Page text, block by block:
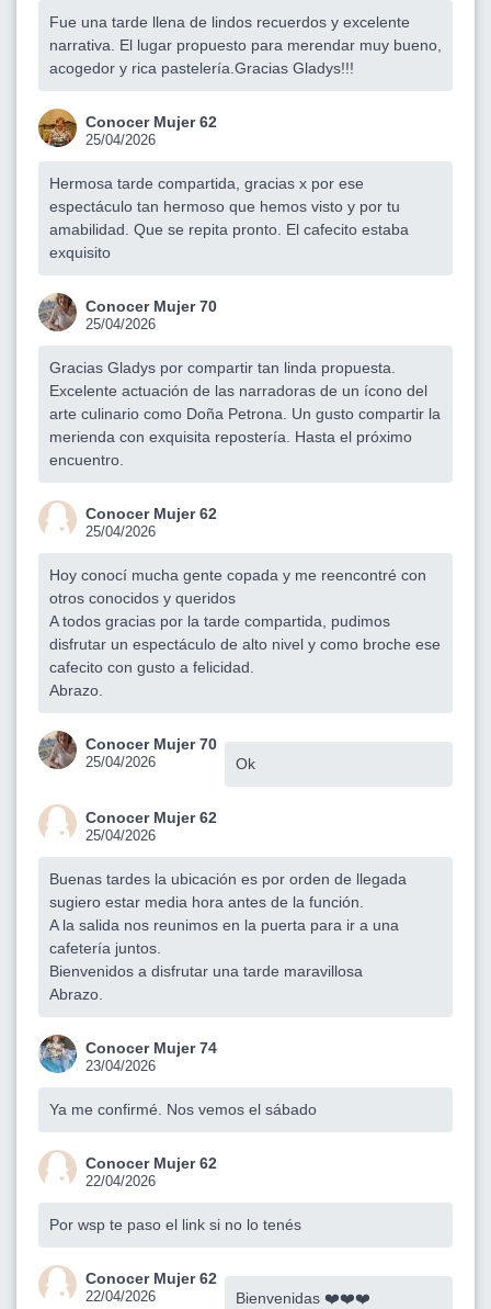
Fue una tarde llena de lindos recuerdos y excelente
narrativa. El lugar propuesto para merendar muy bueno,
acogedor y rica pastelería.Gracias Gladys!!!
Conocer Mujer 62
25/04/2026
Hermosa tarde compartida, gracias x por ese
espectáculo tan hermoso que hemos visto y por tu
amabilidad. Que se repita pronto. El cafecito estaba
exquisito
Conocer Mujer 70
25/04/2026
Gracias Gladys por compartir tan linda propuesta.
Excelente actuación de las narradoras de un ícono del
arte culinario como Doña Petrona. Un gusto compartir la
merienda con exquisita repostería. Hasta el próximo
encuentro.
Conocer Mujer 62
25/04/2026
Hoy conocí mucha gente copada y me reencontré con
otros conocidos y queridos
A todos gracias por la tarde compartida, pudimos
disfrutar un espectáculo de alto nivel y como broche ese
cafecito con gusto a felicidad.
Abrazo.
Conocer Mujer 70
25/04/2026 Ok
Conocer Mujer 62
25/04/2026
Buenas tardes la ubicación es por orden de llegada
sugiero estar media hora antes de la función.
A la salida nos reunimos en la puerta para ir a una
cafetería juntos.
Bienvenidos a disfrutar una tarde maravillosa
Abrazo.
Conocer Mujer 74
23/04/2026
Ya me confirmé. Nos vemos el sábado
Conocer Mujer 62
22/04/2026
Por wsp te paso el link si no lo tenés
Conocer Mujer 62
22/04/2026 Bienvenidas ❤️❤️❤️